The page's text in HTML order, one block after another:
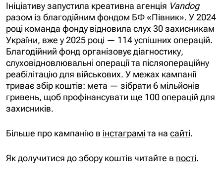
Ініціативу запустила креативна агенція Vandog
разом із благодійним фондом БФ «Півник». У 2024
році команда фонду відновила слух 30 захисникам
України, вже у 2025 році — 114 успішних операцій.
Благодійний фонд організовує діагностику,
слуховідновлювальні операції та післяопераційну
реабілітацію для військових. У межах кампанії
триває збір коштів: мета — зібрати 6 мільйонів
гривень, щоб профінансувати ще 100 операцій для
захисників.
Більше про кампанію в інстаграміта на сайті.
Як долучитися до збору коштів читайте в пості.